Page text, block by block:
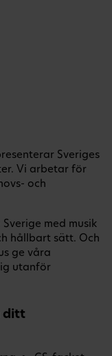
Sveriges
Vi arbetar för
och
med musik
hållbart sätt. Och
ge våra
utanför
ditt